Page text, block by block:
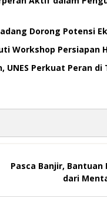
Dorong Potensi
Workshop Persiapan
Perkuat Peran
Pasca Banjir, Bantuan
dari